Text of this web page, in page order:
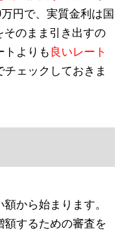
円で、実質金利は国
そのまま引き出すの
トよりも 良いレート
チェックしておきま
から始まります。
額するための審査を